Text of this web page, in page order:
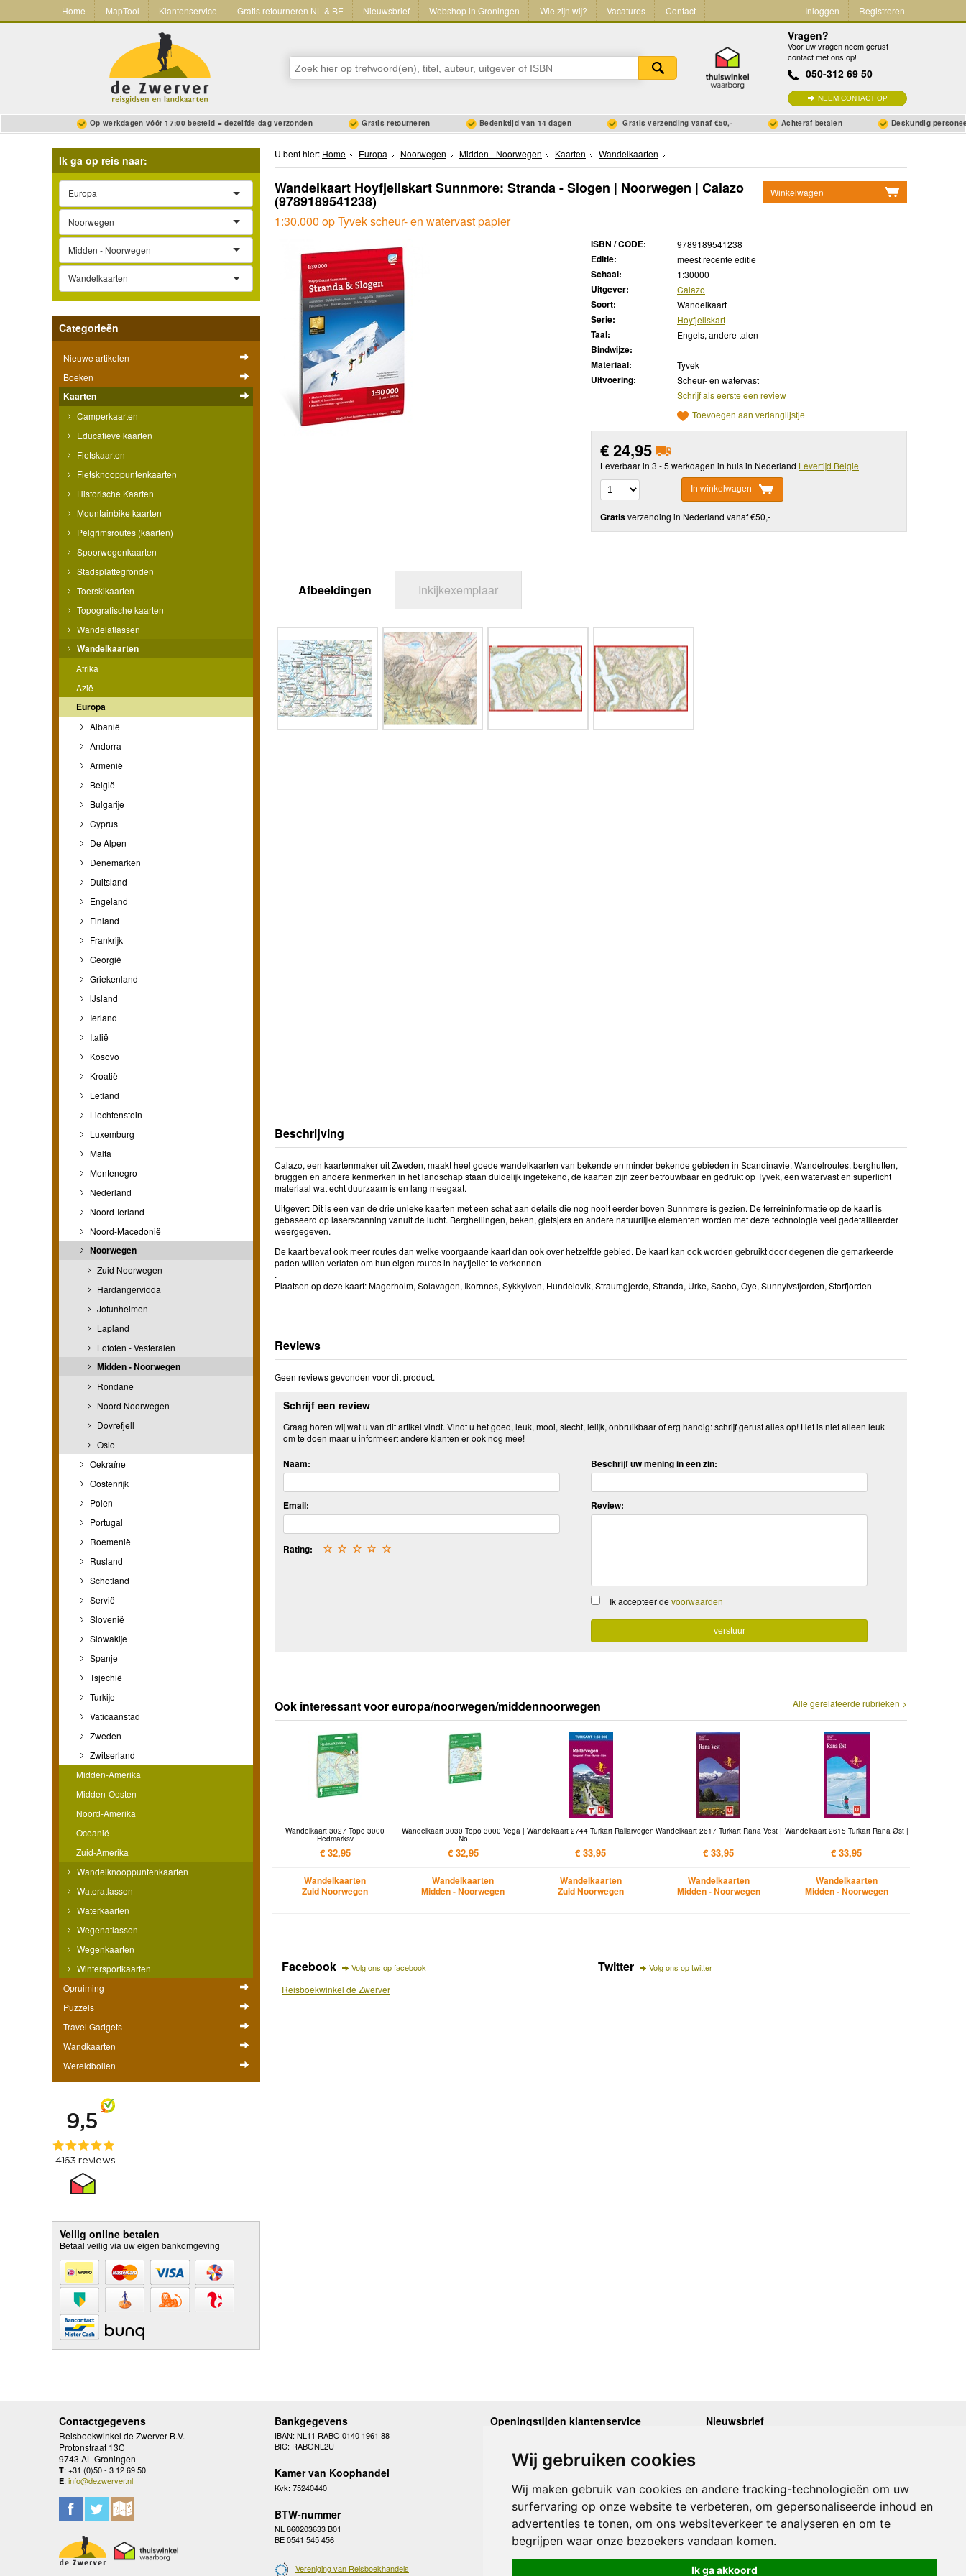
Wij gebruiken cookies
Wij maken gebruik van cookies en andere tracking-technologieën om uw
surfervaring op onze website te verbeteren, om gepersonaliseerde inhoud en
advertenties te tonen, om ons websiteverkeer te analyseren en om te
begrijpen waar onze bezoekers vandaan komen.
Ik ga akkoord
Home MapTool Klantenservice Gratis retourneren NL & BE Nieuwsbrief Webshop in Groningen Wie zijn wij? Vacatures Contact Inloggen Registreren
Vragen?
Voor uw vragen neem gerust
contact met ons op!
050-312 69 50
NEEM CONTACT OP
Op werkdagen vóór 17:00 besteld = dezelfde dag verzonden Gratis retourneren Bedenktijd van 14 dagen Gratis verzending vanaf €50,- Achteraf betalen Deskundig
Ik ga op reis naar:
Europa
Noorwegen
Midden - Noorwegen
Wandelkaarten
Categorieën
Nieuwe artikelen
Boeken
Kaarten
Camperkaarten
Educatieve kaarten
Fietskaarten
Fietsknooppuntenkaarten
Historische Kaarten
Mountainbike kaarten
Pelgrimsroutes (kaarten)
Spoorwegenkaarten
Stadsplattegronden
Toerskikaarten
Topografische kaarten
Wandelatlassen
Wandelkaarten
Afrika
Azië
Europa
Albanië
Andorra
Armenië
België
Bulgarije
Cyprus
De Alpen
Denemarken
Duitsland
Engeland
Finland
Frankrijk
Georgië
Griekenland
IJsland
Ierland
Italië
Kosovo
Kroatië
Letland
Liechtenstein
Luxemburg
Malta
Montenegro
Nederland
Noord-Ierland
Noord-Macedonië
Noorwegen
Zuid Noorwegen
Hardangervidda
Jotunheimen
Lapland
Lofoten - Vesteralen
Midden - Noorwegen
Rondane
Noord Noorwegen
Dovrefjell
Oslo
Oekraïne
Oostenrijk
Polen
Portugal
Roemenië
Rusland
Schotland
Servië
Slovenië
Slowakije
Spanje
Tsjechië
Turkije
Vaticaanstad
Zweden
Zwitserland
Midden-Amerika
Midden-Oosten
Noord-Amerika
Oceanië
Zuid-Amerika
Wandelknooppuntenkaarten
Wateratlassen
Waterkaarten
Wegenatlassen
Wegenkaarten
Wintersportkaarten
Opruiming
Puzzels
Travel Gadgets
Wandkaarten
Wereldbollen
Veilig online betalen
Betaal veilig via uw eigen bankomgeving
U bent hier: Home Europa Noorwegen Midden - Noorwegen Kaarten Wandelkaarten
Winkelwagen
Wandelkaart Hoyfjellskart Sunnmore: Stranda - Slogen | Noorwegen | Calazo
(9789189541238)
1:30.000 op Tyvek scheur- en watervast papier
ISBN / CODE: 9789189541238
Editie: meest recente editie
Schaal: 1:30000
Uitgever: Calazo
Soort: Wandelkaart
Serie: Hoyfjellskart
Taal: Engels, andere talen
Bindwijze: -
Materiaal: Tyvek
Uitvoering:
Scheur- en watervast
Schrijf als eerste een review
Toevoegen aan verlanglijstje
€24,95
Leverbaar in 3 - 5 werkdagen in huis in Nederland Levertijd Belgie
In winkelwagen
Gratisverzending in Nederland vanaf €50,-
Afbeeldingen Inkijkexemplaar
Beschrijving
Calazo, een kaartenmaker uit Zweden, maakt heel goede wandelkaarten van bekende en minder bekende gebieden in Scandinavie. Wandelroutes, berghutten,
bruggen en andere kenmerken in het landschap staan duidelijk ingetekend, de kaarten zijn zeer betrouwbaar en gedrukt op Tyvek, een watervast en superlicht
materiaal wat echt duurzaam is en lang meegaat.
Uitgever: Dit is een van de drie unieke kaarten met een schat aan details die nog nooit eerder boven Sunnmøre is gezien. De terreininformatie op de kaart is
gebaseerd op laserscanning vanuit de lucht. Berghellingen, beken, gletsjers en andere natuurlijke elementen worden met deze technologie veel gedetailleerder
weergegeven.
De kaart bevat ook meer routes dan welke voorgaande kaart dan ook over hetzelfde gebied. De kaart kan ook worden gebruikt door degenen die gemarkeerde
paden willen verlaten om hun eigen routes in høyfjellet te verkennen
.
Plaatsen op deze kaart: Magerholm, Solavagen, Ikornnes, Sykkylven, Hundeidvik, Straumgjerde, Stranda, Urke, Saebo, Oye, Sunnylvsfjorden, Storfjorden
Reviews
Geen reviews gevonden voor dit product.
Schrijf een review
Graag horen wij wat u van dit artikel vindt. Vindt u het goed, leuk, mooi, slecht, lelijk, onbruikbaar of erg handig: schrijf gerust alles op! Het is niet alleen leuk
om te doen maar u informeert andere klanten er ook nog mee!
Naam:
Email:
Rating: ☆
☆
☆
☆
☆
Beschrijf uw mening in een zin:
Review:
Ik accepteer devoorwaarden
Alle gerelateerde rubrieken >
Ook interessant voor europa/noorwegen/middennoorwegen
Wandelkaart 3027 Topo 3000
Hedmarksv
€ 32,95
Wandelkaarten
Zuid Noorwegen
Wandelkaart 3030 Topo 3000 Vega |
No
€ 32,95
Wandelkaarten
Midden - Noorwegen
Wandelkaart 2744 Turkart Rallarvegen
€ 33,95
Wandelkaarten
Zuid Noorwegen
Wandelkaart 2617 Turkart Rana Vest |
€ 33,95
Wandelkaarten
Midden - Noorwegen
Wandelkaart 2615 Turkart Rana Øst |
€ 33,95
Wandelkaarten
Midden - Noorwegen
Facebook Volg ons op facebook
Reisboekwinkel de Zwerver
Twitter Volg ons op twitter
Contactgegevens
Reisboekwinkel de Zwerver B.V.
Protonstraat 13C
9743 AL Groningen
T: +31 (0)50 - 3 12 69 50
E: info@dezwerver.nl
Bankgegevens
IBAN: NL11 RABO 0140 1961 88
BIC: RABONL2U
Kamer van Koophandel
Kvk: 75240440
BTW-nummer
NL 860203633 B01
BE 0541 545 456
Vereniging van Reisboekhandels
Openingstijden klantenservice
Woensdag
10.00 - 12.30 en 13.30 - 17.00
Donderdag
Vrijdag
10.00 - 12.30 en 13.30 - 17.00
Zaterdag
gesloten
Zondag
gesloten
Nieuwsbrief
Onze laatste Nieuwsbrief
Inschrijven